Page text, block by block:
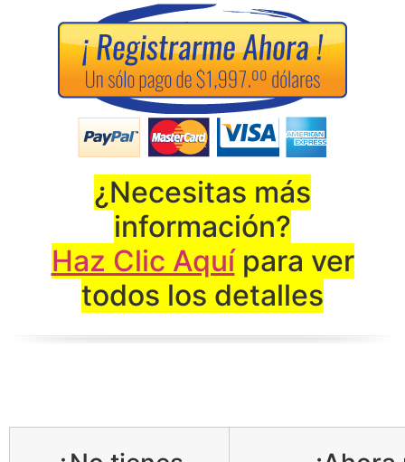
¿Necesitas más
información?
Haz Clic Aquípara ver
todos los detalles